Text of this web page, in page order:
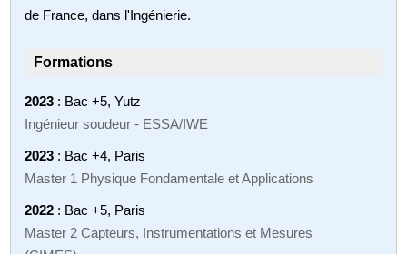
de France, dans l'Ingénierie.
Formations
2023 : Bac +5, Yutz
Ingénieur soudeur - ESSA/IWE
2023 : Bac +4, Paris
Master 1 Physique Fondamentale et Applications
2022 : Bac +5, Paris
Master 2 Capteurs, Instrumentations et Mesures